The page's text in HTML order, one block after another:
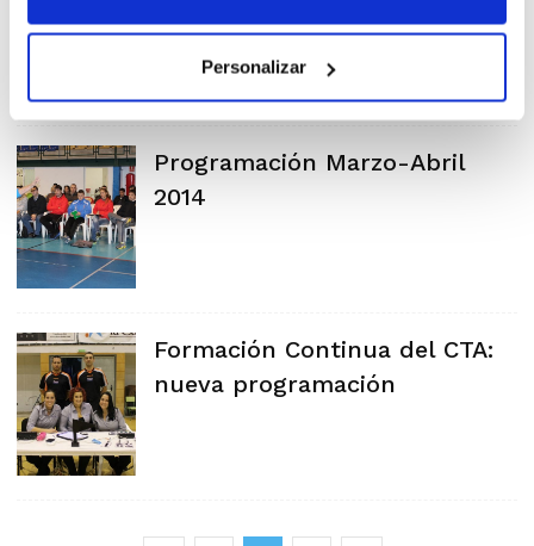
Personalizar
Programación Marzo-Abril
2014
Formación Continua del CTA:
nueva programación